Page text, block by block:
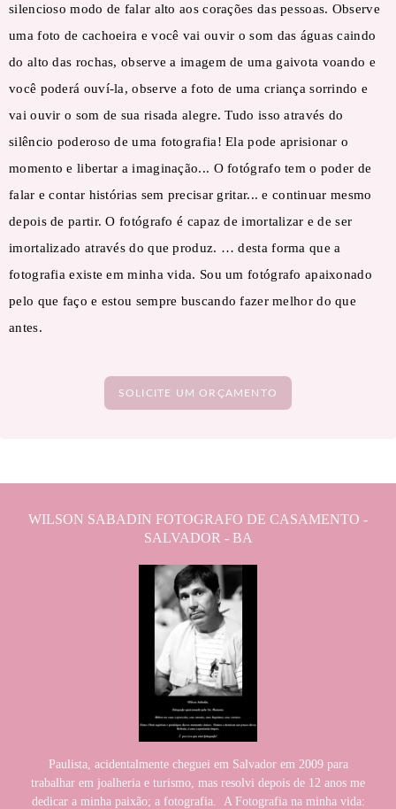
silencioso modo de falar alto aos corações das pessoas. Observe
uma foto de cachoeira e você vai ouvir o som das águas caindo
do alto das rochas, observe a imagem de uma gaivota voando e
você poderá ouví-la, observe a foto de uma criança sorrindo e
vai ouvir o som de sua risada alegre. Tudo isso através do
silêncio poderoso de uma fotografia! Ela pode aprisionar o
momento e libertar a imaginação... O fotógrafo tem o poder de
falar e contar histórias sem precisar gritar... e continuar mesmo
depois de partir. O fotógrafo é capaz de imortalizar e de ser
imortalizado através do que produz. … desta forma que a
fotografia existe em minha vida. Sou um fotógrafo apaixonado
pelo que faço e estou sempre buscando fazer melhor do que
antes.
SOLICITE UM ORÇAMENTO
WILSON SABADIN FOTOGRAFO DE CASAMENTO -
SALVADOR - BA
Paulista, acidentalmente cheguei em Salvador em 2009 para
trabalhar em joalheria e turismo, mas resolvi depois de 12 anos me
dedicar a minha paixão; a fotografia. A Fotografia na minha vida: